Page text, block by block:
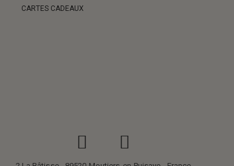
CARTES CADEAUX